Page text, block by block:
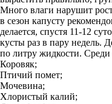
Много влаги нарушит
в сезон капусту
делается, спустя 11-12
кусты раз в пару недель.
по литру жидкости. Среди
Коровяк;
Птичий помет;
Мочевина;
Хлористый калий;